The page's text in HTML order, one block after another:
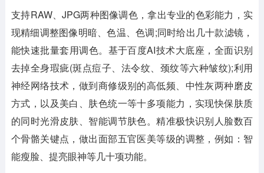
支持RAW、JPG两种图像调色，拿出专业的色彩能力，实
现精细调整图像明暗、色温、色调;同时给出几十款滤镜，
能快速批量套用调色。基于百度AI技术大底座，全面识别
去掉全身瑕疵(斑点痘子、法令纹、颈纹等六种皱纹);利用
神经网络技术，做到商修级别的高低频、中性灰两种磨皮
方式，以及美白、肤色统一等十多项能力，实现快保肤质
的同时光滑皮肤、智能调节肤色。精准极快识别人脸数百
个骨骼关键点，做出面部五官医美等级的调整，例如：智
能瘦脸、提亮眼神等几十项功能。